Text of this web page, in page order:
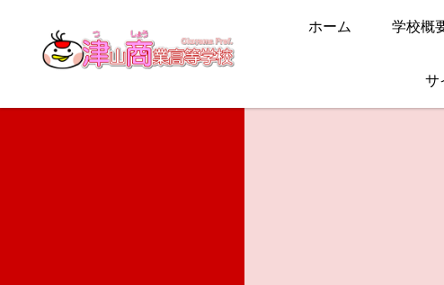
ホーム 学校概
サ